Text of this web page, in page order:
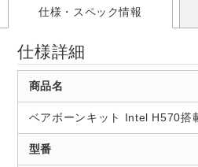
仕様・スペック情報
仕様詳細
商品名
ベアボーンキット Intel H570搭
型番